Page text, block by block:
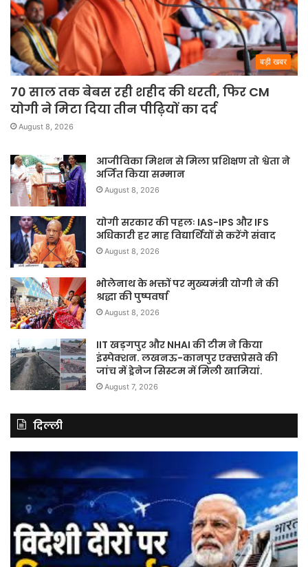
बड़ी खबर
70 साल तक बेबस रही शहीद की धरती, फिर CM
योगी ने मिटा दिया तीन पीढ़ियों का दर्द
August 8, 2026
आजीविका मिशन से मिला प्रशिक्षण तो श्वेता ने
अर्जित किया सम्मान
August 8, 2026
योगी सरकार की पहलः IAS-IPS और IFS
अधिकारी हर माह विद्यार्थियों से करेंगे संवाद
August 8, 2026
भोलेनाथ के भक्तों पर मुख्यमंत्री योगी ने की
श्रद्धा की पुष्पवर्षा
August 8, 2026
IIT खड़गपुर और NHAI की टीम ने किया
इंस्पेक्शन. लखनऊ-कानपुर एक्सप्रेसवे की
जांच में ड्रेनेज सिस्टम में मिली खामियां.
August 7, 2026
दिल्ली